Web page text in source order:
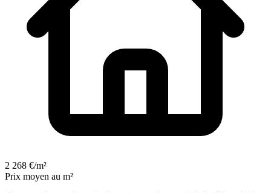
2 268 €/m²
Prix moyen au m²